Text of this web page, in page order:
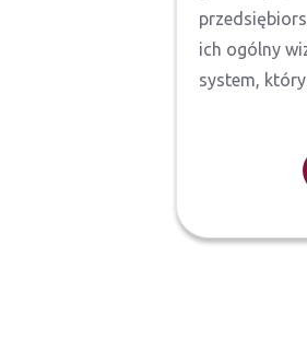
ich ogólny
system,